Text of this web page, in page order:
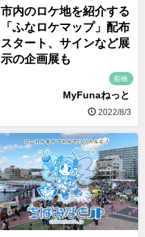
市内のロケ地を紹介する
「ふなロケマップ」配布
スタート、サインなど展
示の企画展も
船橋
MyFunaねっと
2022/8/3